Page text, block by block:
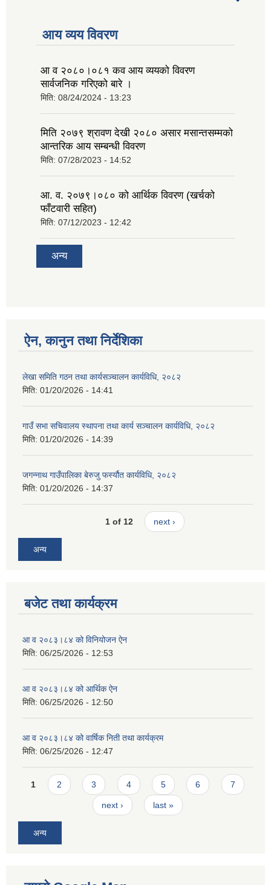
आय व्यय विवरण
आ व २०८०।०८१ कव आय व्ययको विवरण
सार्वजनिक गरिएको बारे ।
मिति: 08/24/2024 - 13:23
मिति २०७९ श्रावण देखी २०८० असार मसान्तसम्मको
आन्तरिक आय सम्बन्धी विवरण
मिति: 07/28/2023 - 14:52
आ. व. २०७९।०८० को आर्थिक विवरण (खर्चको
फाँटवारी सहित)
मिति: 07/12/2023 - 12:42
अन्य
ऐन, कानुन तथा निर्देशिका
लेखा समिति गठन तथा कार्यसञ्चालन कार्यविधि, २०८२
मिति: 01/20/2026 - 14:41
गाउँ सभा सचिवालय स्थापना तथा कार्य सञ्चालन कार्यविधि, २०८२
मिति: 01/20/2026 - 14:39
जगन्नाथ गाउँपालिका बेरुजु फर्स्यौत कार्यविधि, २०८२
मिति: 01/20/2026 - 14:37
1 of 12 next ›
अन्य
बजेट तथा कार्यक्रम
आ व २०८३।८४ को विनियोजन ऐन
मिति: 06/25/2026 - 12:53
आ व २०८३।८४ को आर्थिक ऐन
मिति: 06/25/2026 - 12:50
आ व २०८३।८४ को वार्षिक निती तथा कार्यक्रम
मिति: 06/25/2026 - 12:47
Pages
1 2 3 4 5 6 7
next › last »
अन्य